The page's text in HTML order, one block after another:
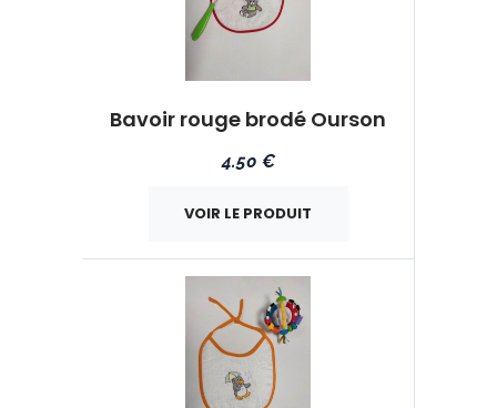
Bavoir rouge brodé Ourson
4.50 €
VOIR LE PRODUIT